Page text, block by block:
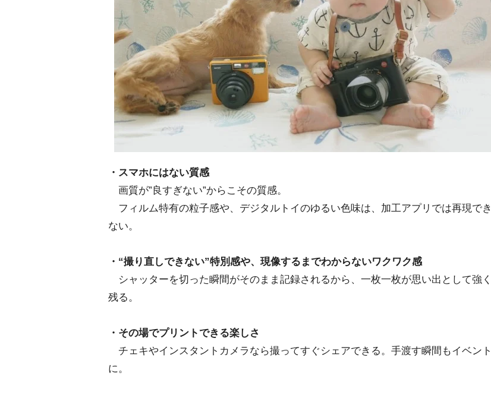
・スマホにはない質感
画質が”良すぎない”からこその質感。
フィルム特有の粒子感や、デジタルトイのゆるい色味は、加工アプリでは再現でき
ない。
・“撮り直しできない”特別感や、現像するまでわからないワクワク感
シャッターを切った瞬間がそのまま記録されるから、一枚一枚が思い出として強く
残る。
・その場でプリントできる楽しさ
チェキやインスタントカメラなら撮ってすぐシェアできる。手渡す瞬間もイベント
に。